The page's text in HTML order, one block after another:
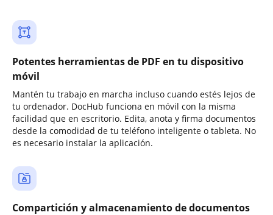
Potentes herramientas de PDF en tu dispositivo
móvil
Mantén tu trabajo en marcha incluso cuando estés lejos de
tu ordenador. DocHub funciona en móvil con la misma
facilidad que en escritorio. Edita, anota y firma documentos
desde la comodidad de tu teléfono inteligente o tableta. No
es necesario instalar la aplicación.
Compartición y almacenamiento de documentos